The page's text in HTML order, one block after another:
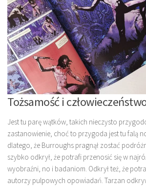
Tożsamość i
Jest tu parę wątków, takich nieczysto
zastanowienie, choć to przygoda jest tu falą
dlatego, że Burroughs pragnął zostać
szybko odkrył, że potrafi przenosić się w
wyobraźni, no i badaniom. Odkrył też, że
autorzy pulpowych opowiadań. Tarzan